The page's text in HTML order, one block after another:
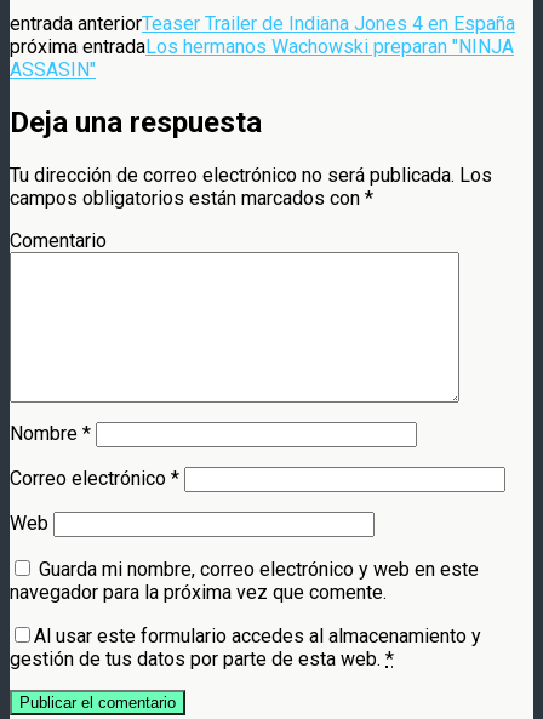
entrada anteriorTeaser Trailer de Indiana Jones 4 en España
próxima entradaLos hermanos Wachowski preparan "NINJA
ASSASIN"
Deja una respuesta
Tu dirección de correo electrónico no será publicada. Los
campos obligatorios están marcados con *
Comentario
Nombre *
Correo electrónico *
Web
Guarda mi nombre, correo electrónico y web en este
navegador para la próxima vez que comente.
Al usar este formulario accedes al almacenamiento y
gestión de tus datos por parte de esta web. *